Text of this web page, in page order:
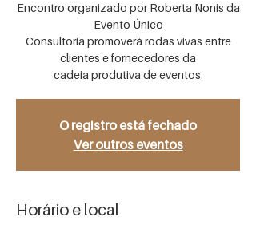
Encontro organizado por Roberta Nonis da
Evento Único
Consultoria promoverá rodas vivas entre
clientes e fornecedores da
cadeia produtiva de eventos.
O registro está fechado
Ver outros eventos
Horário e local